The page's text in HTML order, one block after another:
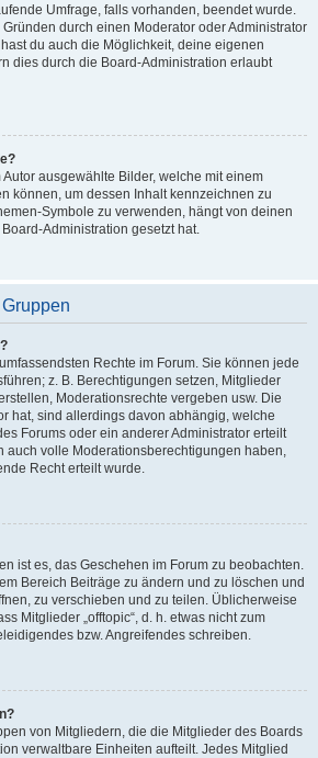
Umfrage, falls vorhanden, beendet wurde.
durch einen Moderator oder Administrator
du auch die Möglichkeit, deine eigenen
dies durch die Board-Administration erlaubt
ausgewählte Bilder, welche mit einem
können, um dessen Inhalt kennzeichnen zu
Symbole zu verwenden, hängt von deinen
Administration gesetzt hat.
Rechte im Forum. Sie können jede
z. B. Berechtigungen setzen, Mitglieder
Moderationsrechte vergeben usw. Die
hat, sind allerdings davon abhängig, welche
Forums oder ein anderer Administrator erteilt
auch volle Moderationsberechtigungen haben,
Recht erteilt wurde.
ist es, das Geschehen im Forum zu beobachten.
Bereich Beiträge zu ändern und zu löschen und
zu verschieben und zu teilen. Üblicherweise
Mitglieder „offtopic“, d. h. etwas nicht zum
bzw. Angreifendes schreiben.
von Mitgliedern, die die Mitglieder des Boards
verwaltbare Einheiten aufteilt. Jedes Mitglied